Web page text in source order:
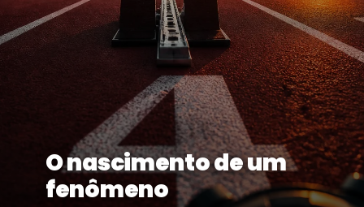
O nascimento de um
fenômeno